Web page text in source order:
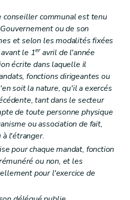
1
Administration de certains services
1
2
3
agglomérations et fédérations de communes
1
2
3
4
5
6
7
1
communal est tenu
ou de son
et selon les modalités fixées
le 1eravril de l'année
écrite dans laquelle il
fonctions dirigeantes ou
soit la nature, qu'il a exercés
tant dans le secteur
de toute personne physique
ou association de fait,
l'étranger.
pour chaque mandat, fonction
ou non, et les
pour l'exercice de